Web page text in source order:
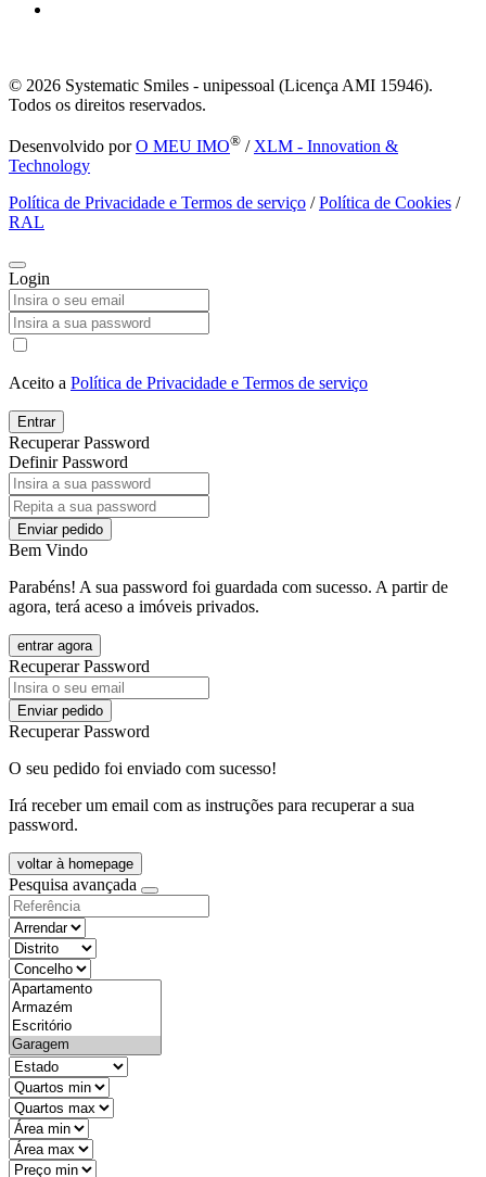
© 2026 Systematic Smiles - unipessoal (Licença AMI 15946).
Todos os direitos reservados.
Desenvolvido porO MEU IMO® / XLM - Innovation &
Technology
Política de Privacidade e Termos de serviço /Política de Cookies /
RAL
Login
Aceito a Política de Privacidade e Termos de serviço
Entrar
Recuperar Password
Definir Password
Enviar pedido
Bem Vindo
Parabéns! A sua password foi guardada com sucesso. A partir de
agora, terá aceso a imóveis privados.
entrar agora
Recuperar Password
Enviar pedido
Recuperar Password
O seu pedido foi enviado com sucesso!
Irá receber um email com as instruções para recuperar a sua
password.
voltar à homepage
Pesquisa avançada
objective
districtId
countyId
types
state
mintypo
maxtypo
minarea
maxarea
minprice